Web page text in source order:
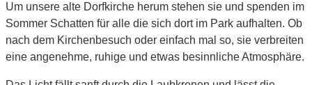
Um unsere alte Dorfkirche herum stehen sie und spenden im
Sommer Schatten für alle die sich dort im Park aufhalten. Ob
nach dem Kirchenbesuch oder einfach mal so, sie verbreiten
eine angenehme, ruhige und etwas besinnliche Atmosphäre.